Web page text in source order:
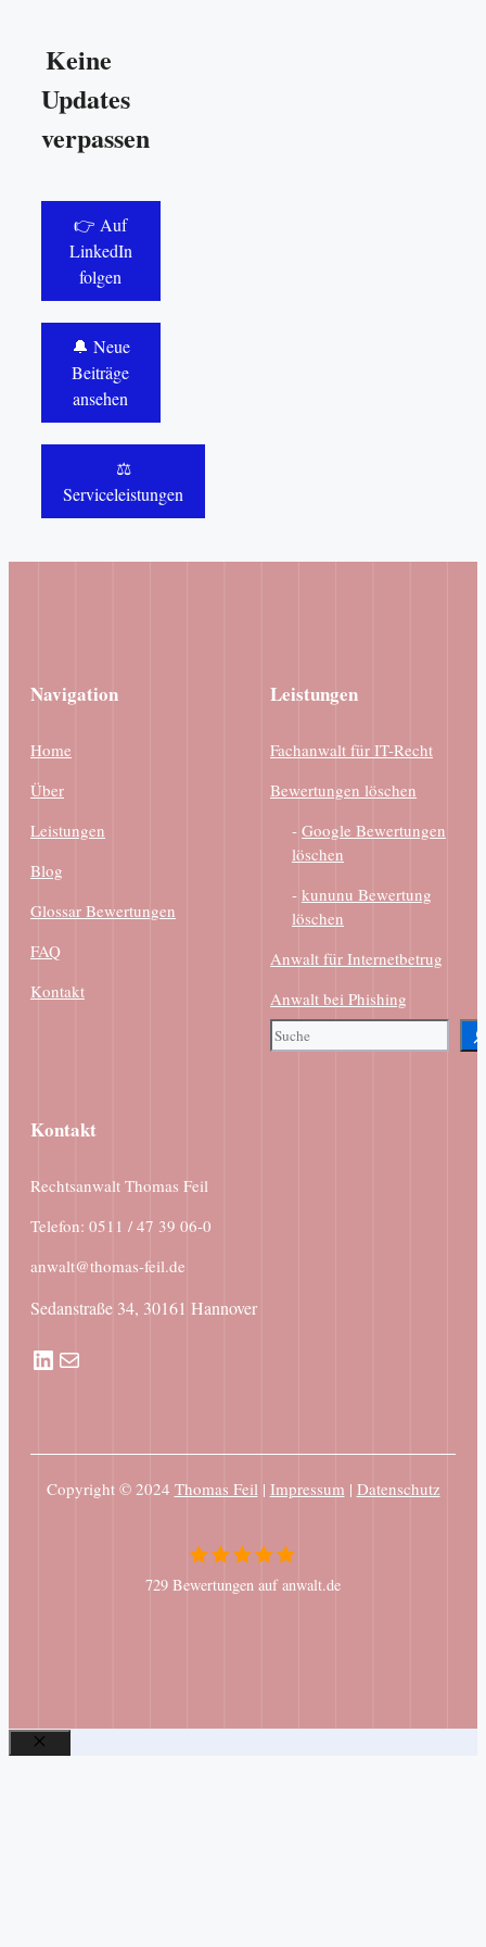
Keine
Updates
verpassen
👉 Auf
LinkedIn
folgen
🔔 Neue
Beiträge
ansehen
⚖️
Serviceleistungen
Navigation
Home
Über
Leistungen
Blog
Glossar Bewertungen
FAQ
Kontakt
Leistungen
Fachanwalt für IT-Recht
Bewertungen löschen
- Google Bewertungen
löschen
- kununu Bewertung
löschen
Anwalt für Internetbetrug
Anwalt bei Phishing
Suchen
Kontakt
Rechtsanwalt Thomas Feil
Telefon: 0511 / 47 39 06-0
anwalt@thomas-feil.de
Sedanstraße 34, 30161 Hannover
LinkedIn
E-Mail
Copyright © 2024 Thomas Feil | Impressum | Datenschutz
729 Bewertungen auf anwalt.de
Schließen